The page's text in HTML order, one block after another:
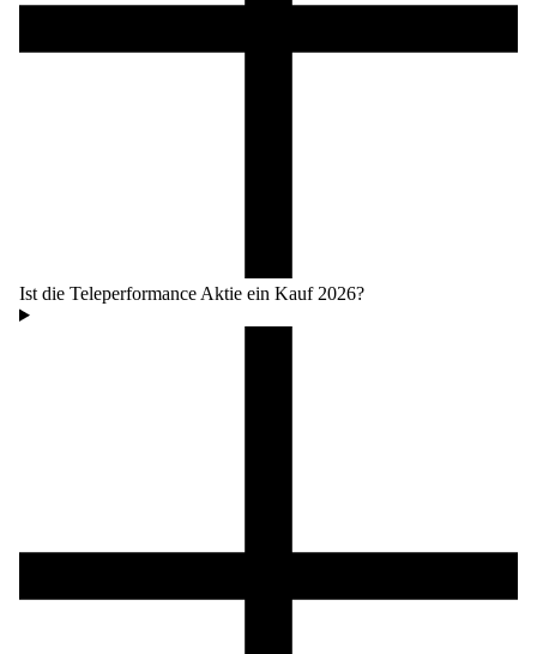
Ist die Teleperformance Aktie ein Kauf 2026?